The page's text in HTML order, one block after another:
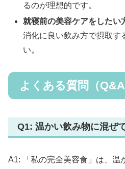
るのが理想的です。
就寝前の美容ケアをしたい
消化に良い飲み方で摂取す
い。
よくある質問（Q&A
Q1: 温かい飲み物に混ぜ
A1: 「私の完全美容食」は、温